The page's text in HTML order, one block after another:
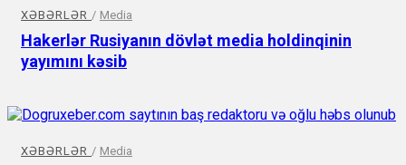
XƏBƏRLƏR / Media
Hakerlər Rusiyanın dövlət media holdinqinin
yayımını kəsib
XƏBƏRLƏR / Media